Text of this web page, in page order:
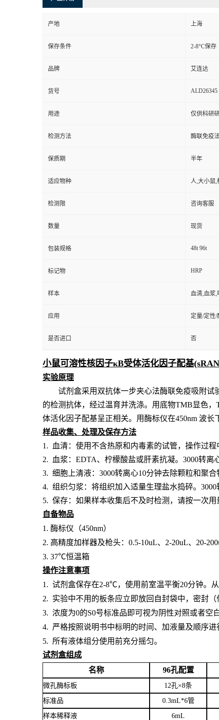
产地 上海
保存条件 2-8°C保存
品牌 艾连达
货号 ALD26345
用途 仅供科研
检测方法 酶联免疫
保质期 半年
适应物种 人,大小鼠,
检测限 咨询客服
数量 现货
包装规格 48t 96t
标记物 HRP
样本 血清,血浆,
应用 定量/定性/
是否进口 否
小鼠可溶性核因子κB受体活化因子配基
实验原理
试剂盒采用双抗体一步夹心法酶联免疫吸附试
的检测抗体，经过温育并洗涤。用底物TMB显色
体活化因子配基呈正相关。用酶标仪在450nm 波长
样品收集、处理及保存方法
1. 血清：使用不含热原和内毒素的试管，操作过
2. 血浆：EDTA、柠檬酸盐或肝素抗凝。3000转离
3. 细胞上清液：3000转离心10分钟去除颗粒和聚合
4. 组织匀浆：将组织加入适量生理盐水捣碎。
5. 保存：如果样本收集后不及时检测，请按一次
自备物品
1. 酶标仪（450nm）
2. 高精度加样器及枪头： 0.5-10uL、2-20uL、20-
3. 37℃恒温箱
操作注意事项
1. 试剂盒保存在2-8℃，使用前室温平衡20分钟。
2. 实验中不用的板条应立即放回自封袋中，密封
3. 浓度为0的S0号标准品即可视为阴性对照或者空
4. 严格按照说明书中标明的时间、加液量及顺序
5. 所有液体组分使用前充分摇匀。
试剂盒组成
名称
96孔配置
微孔酶标板 12孔×8条
标准品 0.3mL*6管
样本稀释液 6mL